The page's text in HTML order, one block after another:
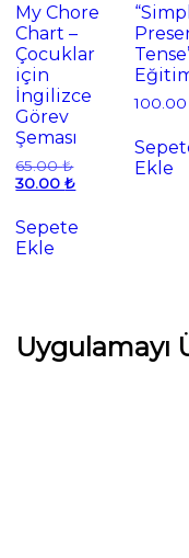
My Chore
Chart –
Çocuklar
için
İngilizce
Görev
Şeması
65.00₺Orijinal
fiyat:
30.00₺Şu
30.00 ₺.
Sepete
Ekle
100.00
Ekle
Uygulamayı